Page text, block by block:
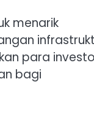
menarik
para
bagi